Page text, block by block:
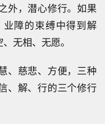
外，潜心修行。如果
障的束缚中得到解
无相、无愿。
、慈悲、方便，三种
、解、行的三个修行